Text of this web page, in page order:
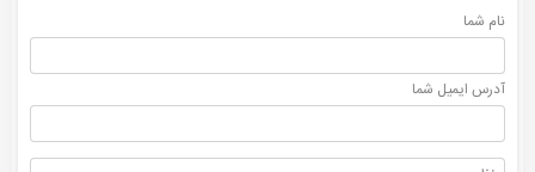
نام شما
آدرس ايميل شما